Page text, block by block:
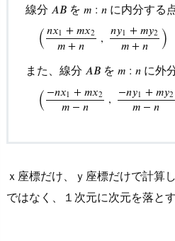
線分 𝐴𝐵を 𝑚 : 𝑛に内分する
(𝑛𝑥1 +𝑚𝑥2
𝑚 + 𝑛 ,
𝑛𝑦1 + 𝑚𝑦2
𝑚 + 𝑛 )
また、線分 𝐴𝐵を 𝑚 : 𝑛に外
( −𝑛𝑥1 +𝑚𝑥2
𝑚 − 𝑛 , −𝑛𝑦1 + 𝑚𝑦2
𝑚 − 𝑛
>0,n>0のとき、2点A(x 1
ｘ座標だけ、ｙ座標だけで計算
ではなく、１次元に次元を落と